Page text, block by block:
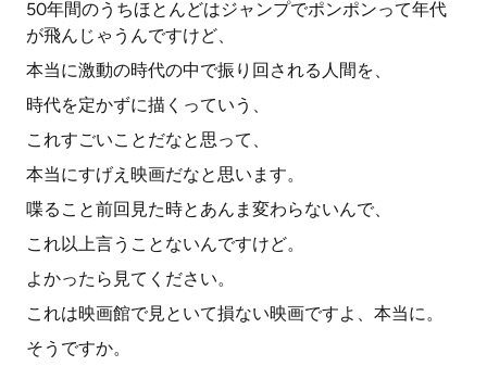
50年間のうちほとんどはジャンプでポンポンって年代
が飛んじゃうんですけど、
本当に激動の時代の中で振り回される人間を、
時代を定かずに描くっていう、
これすごいことだなと思って、
本当にすげえ映画だなと思います。
喋ること前回見た時とあんま変わらないんで、
これ以上言うことないんですけど。
よかったら見てください。
これは映画館で見といて損ない映画ですよ、本当に。
そうですか。